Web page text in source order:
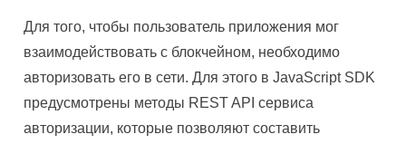
Для того, чтобы пользователь приложения мог
взаимодействовать с блокчейном, необходимо
авторизовать его в сети. Для этого в JavaScript SDK
предусмотрены методы REST API сервиса
авторизации, которые позволяют составить